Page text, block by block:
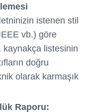
istenen stil
vb.) göre
kaynakça listesinin
doğru
olarak karmaşık
Raporu: